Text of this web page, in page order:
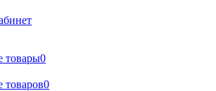
товары0
товаров0